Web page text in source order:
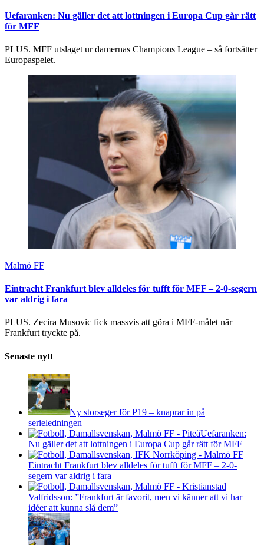
Uefaranken: Nu gäller det att lottningen i Europa Cup går rätt
för MFF
PLUS. MFF utslaget ur damernas Champions League – så fortsätter
Europaspelet.
Malmö FF
Eintracht Frankfurt blev alldeles för tufft för MFF – 2-0-segern
var aldrig i fara
PLUS. Zecira Musovic fick massvis att göra i MFF-målet när
Frankfurt tryckte på.
Senaste nytt
Ny storseger för P19 – knaprar in på
serieledningen
Uefaranken:
Nu gäller det att lottningen i Europa Cup går rätt för MFF
Eintracht Frankfurt blev alldeles för tufft för MFF – 2-0-
segern var aldrig i fara
Valfridsson: ”Frankfurt är favorit, men vi känner att vi har
idéer att kunna slå dem”